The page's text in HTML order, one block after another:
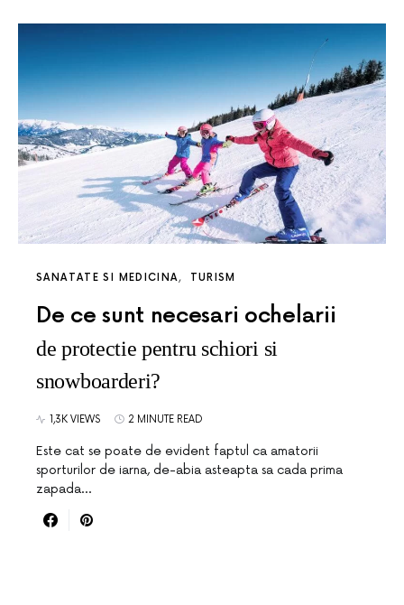
SANATATE SI MEDICINA TURISM
De ce sunt necesari ochelarii
de protectie pentru schiori si
snowboarderi?
1,3K VIEWS 2 MINUTE READ
Este cat se poate de evident faptul ca amatorii
sporturilor de iarna, de-abia asteapta sa cada prima
zapada…